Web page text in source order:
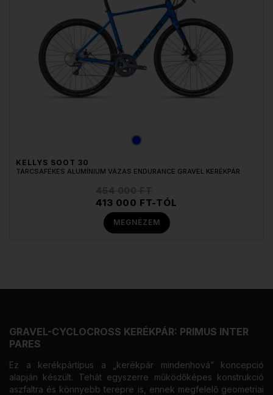
KELLYS SOOT 30
TÁRCSAFÉKES ALUMÍNIUM VÁZAS ENDURANCE GRAVEL KERÉKPÁR
413 000 FT-TÓL
MEGNÉZEM
GRAVEL-CYCLOCROSS KERÉKPÁR: PRIMUS INTER
PARES
Ez a kerékpártípus a „kerékpár mindenhová” koncepció
alapján készült. Tehát egyszerre működőképes konstrukció
aszfaltra és könnyebb terepre is, ennek megfelelő geometriai